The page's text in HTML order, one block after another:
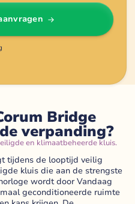
Bridge
verpanding?
en klimaatbeheerde kluis.
tijdens de looptijd veilig
kluis die aan de strengste
wordt door Vandaag
geconditioneerde ruimte